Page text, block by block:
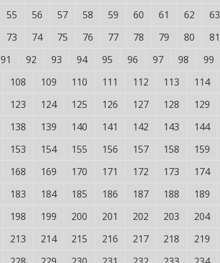
55 56 57 58 59 60 61 62 63
73 74 75 76 77 78 79 80 81
91 92 93 94 95 96 97 98 99
108 109 110 111 112 113 114
123 124 125 126 127 128 129
138 139 140 141 142 143 144
153 154 155 156 157 158 159
168 169 170 171 172 173 174
183 184 185 186 187 188 189
198 199 200 201 202 203 204
213 214 215 216 217 218 219